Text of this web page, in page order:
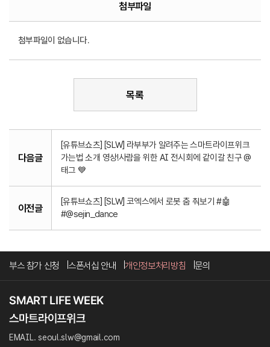
첨부파일
첨부파일이 없습니다.
목록
다음글
[유튜브쇼츠] [SLW] 라부부가 알려주는 스마트라이프위크
가는법 소개 영상!사람을 위한 AI 전시회에 같이갈 친구 @
태그 💙
이전글
[유튜브쇼츠] [SLW] 코엑스에서 로봇 춤 춰보기 #🤖
#@sejin_dance
부스 참가 신청 스폰서십 안내 개인정보처리방침 문의
EMAIL. seoul.slw@gmail.com